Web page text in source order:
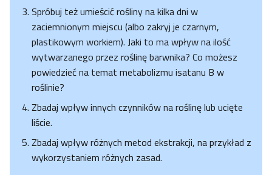
Spróbuj też umieścić rośliny na kilka dni w
zaciemnionym miejscu (albo zakryj je czarnym,
plastikowym workiem). Jaki to ma wpływ na ilość
wytwarzanego przez roślinę barwnika? Co możesz
powiedzieć na temat metabolizmu isatanu B w
roślinie?
Zbadaj wpływ innych czynników na roślinę lub ucięte
liście.
Zbadaj wpływ różnych metod ekstrakcji, na przykład z
wykorzystaniem różnych zasad.